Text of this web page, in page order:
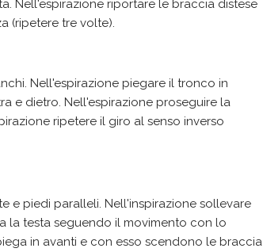
Nell'espirazione riportare le braccia distese
(ripetere tre volte).
Nell'espirazione piegare il tronco in
e dietro. Nell'espirazione proseguire la
ripetere il giro al senso inverso
e piedi paralleli. Nell'inspirazione sollevare
la testa seguendo il movimento con lo
in avanti e con esso scendono le braccia